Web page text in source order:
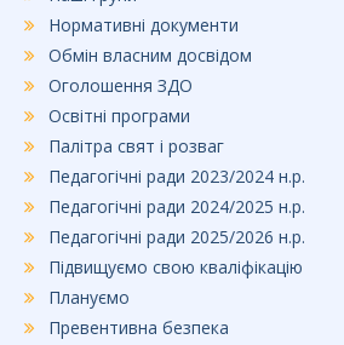
Нормативні документи
Обмін власним досвідом
Оголошення ЗДО
Освітні програми
Палітра свят і розваг
Педагогічні ради 2023/2024 н.р.
Педагогічні ради 2024/2025 н.р.
Педагогічні ради 2025/2026 н.р.
Підвищуємо свою кваліфікацію
Плануємо
Превентивна безпека